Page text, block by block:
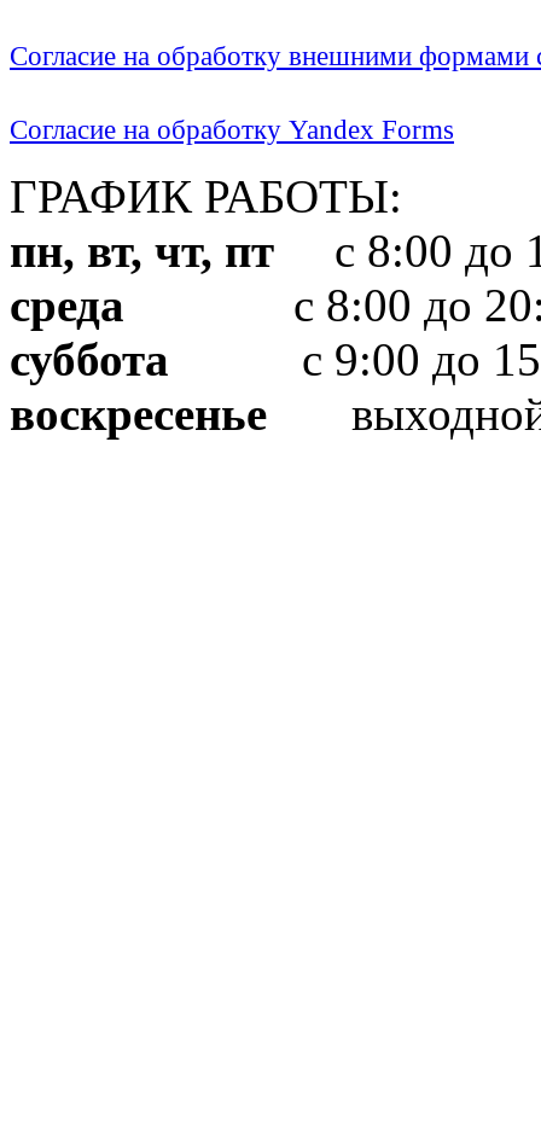
Согласие на обработку внешними формами
Согласие на обработку Yandex Forms
ГРАФИК РАБОТЫ:
пн, вт, чт, пт с 8:00 до
среда с 8:00 до
суббота с 9:00 до
воскресенье